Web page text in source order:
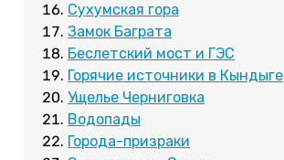
Сухумская гора
Замок Баграта
Беслетский мост и ГЭС
Горячие источники в Кындыге
Ущелье Черниговка
Водопады
Города-призраки